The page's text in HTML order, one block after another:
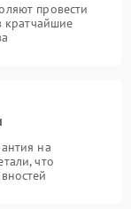
провести
кратчайшие
на
что